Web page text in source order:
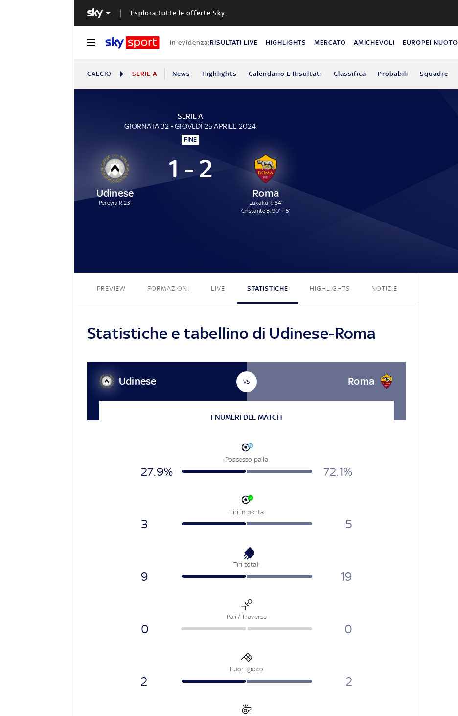
Esplora tutte le offerte Sky
In evidenza:RISULTATI LIVE HIGHLIGHTS MERCATO AMICHEVOLI EUROPEI NUOTO
CALCIO SERIE A News Highlights Calendario E Risultati Classifica Probabili Squadre
SERIE A
GIORNATA 32 - GIOVEDÌ 25 APRILE 2024
FINE
Udinese
Pereyra R. 23'
1 - 2
Roma
Lukaku R. 64'
Cristante B. 90' + 5'
PREVIEW FORMAZIONI LIVE STATISTICHE HIGHLIGHTS NOTIZIE
Statistiche e tabellino di Udinese-Roma
Udinese VS Roma
I NUMERI DEL MATCH
Possesso palla
27.9% 72.1%
Tiri in porta
3 5
Tiri totali
9 19
Pali / Traverse
0 0
Fuori gioco
2 2